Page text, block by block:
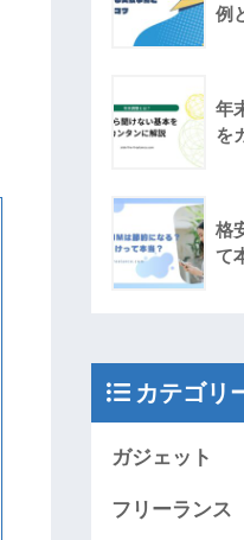
例
年
を
格
て
カテゴリ
ガジェット
フリーランス